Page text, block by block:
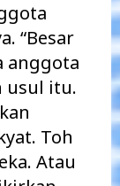
“Besar
anggota
usul itu.
Toh
Atau